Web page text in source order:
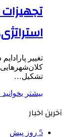
تغییر
تشکیل…
بیشتر بخوانید
آخرین اخبار
5 روز پیش